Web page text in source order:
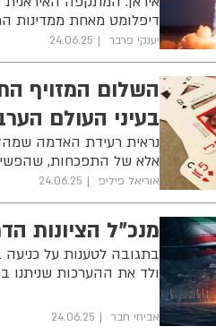
דיפלומט מאחת ממדינות
יענקי פרבר 24.06.25
השלום המזויף
בעיני העולם
נראית רעידת האדמה
אלא של התפכחות,
אוריאל פיליפ 24.06.25
מנכ״ל הציונות
בתגובה לטענות על כניעה
ולד את ההערכות
אביחי חבר 24.06.25